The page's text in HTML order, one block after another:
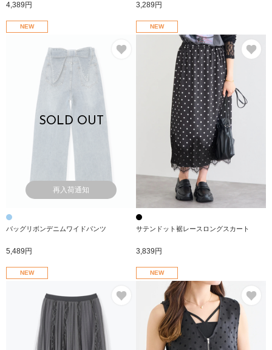
4,389円 3,289円
NEW
SOLD OUT
再入荷通知
バッグリボンデニムワイドパンツ
5,489円
NEW
サテンドット裾レースロングスカート
3,839円
NEW
お気に入り
NEW